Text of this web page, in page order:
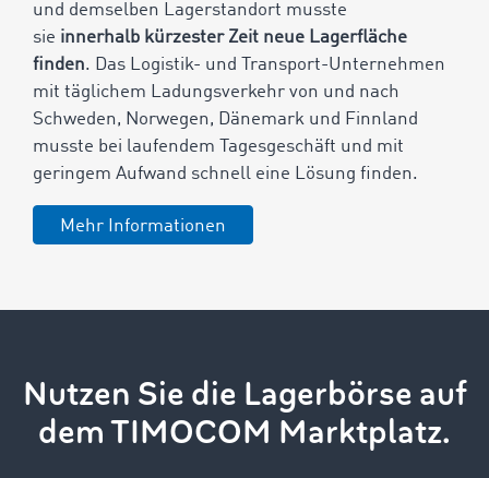
und demselben Lagerstandort musste
sie innerhalb kürzester Zeit neue Lagerfläche
finden. Das Logistik- und Transport-Unternehmen
mit täglichem Ladungsverkehr von und nach
Schweden, Norwegen, Dänemark und Finnland
musste bei laufendem Tagesgeschäft und mit
geringem Aufwand schnell eine Lösung finden.
Mehr Informationen
Nutzen Sie die Lagerbörse auf
dem TIMOCOM Marktplatz.